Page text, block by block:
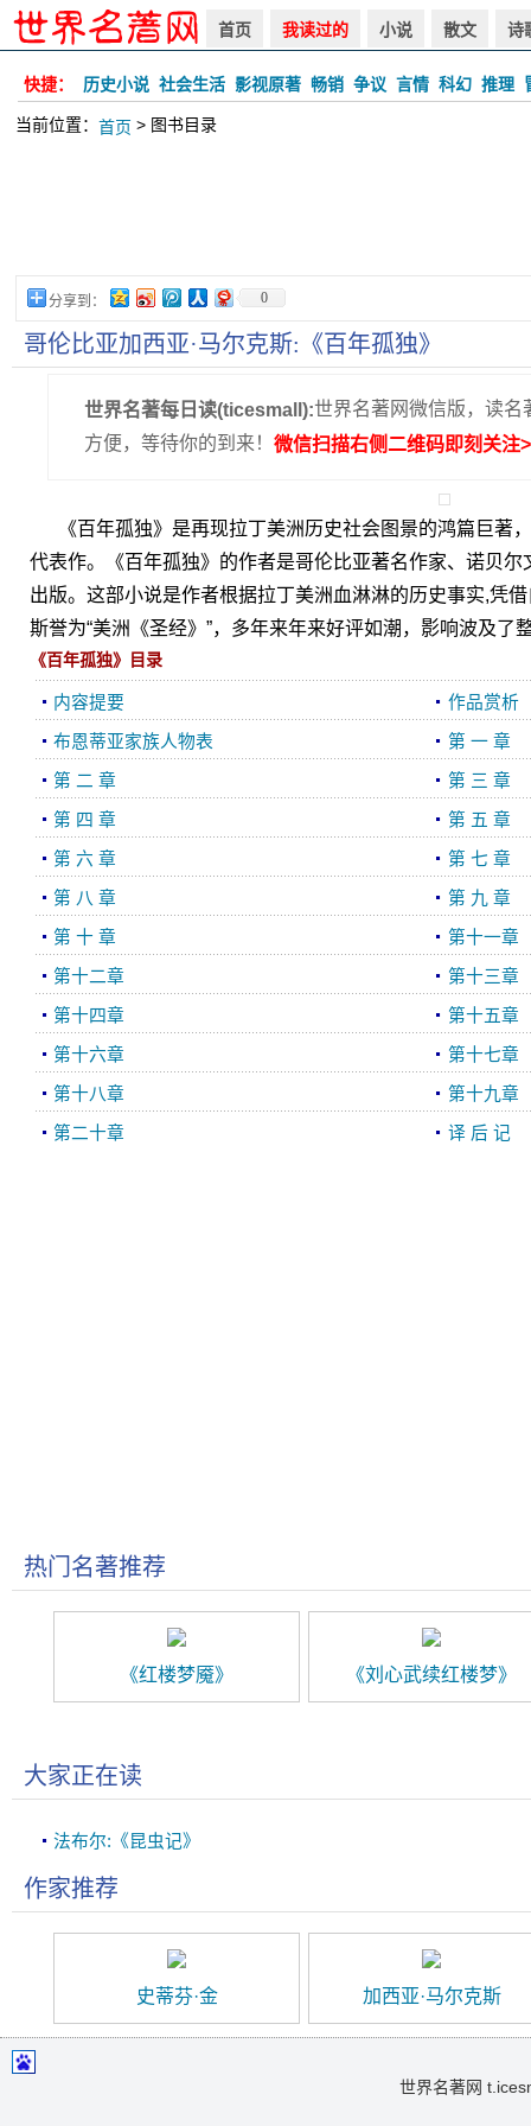
首页 我读过的 小说 散文 诗
快捷： 历史小说 社会生活 影视原著 畅销 争议 言情 科幻 推理
当前位置： 首页 > 图书目录
分享到： 0
哥伦比亚加西亚·马尔克斯:《百年孤独》
世界名著每日读(ticesmall):世界名著网微信版，读名
方便，等待你的到来！ 微信扫描右侧二维码即刻关注
《百年孤独》是再现拉丁美洲历史社会图景的鸿篇巨著
代表作。《百年孤独》的作者是哥伦比亚著名作家、诺贝
出版。这部小说是作者根据拉丁美洲血淋淋的历史事实,凭
斯誉为“美洲《圣经》”，多年来年来好评如潮，影响波及了
《百年孤独》目录
内容提要 作品赏析
布恩蒂亚家族人物表 第 一 章
第 二 章 第 三 章
第 四 章 第 五 章
第 六 章 第 七 章
第 八 章 第 九 章
第 十 章 第十一章
第十二章 第十三章
第十四章 第十五章
第十六章 第十七章
第十八章 第十九章
第二十章 译 后 记
热门名著推荐
《红楼梦魇》 《刘心武续红楼梦》
大家正在读
法布尔:《昆虫记》
作家推荐
史蒂芬·金 加西亚·马尔克斯
世界名著网